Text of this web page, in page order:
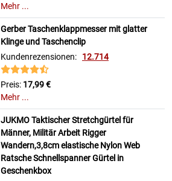
Mehr ...
Gerber Taschenklappmesser mit glatter
Klinge und Taschenclip
Kundenrezensionen: 12.714
Preis: 17,99 €
Mehr ...
JUKMO Taktischer Stretchgürtel für
Männer, Militär Arbeit Rigger
Wandern,3,8cm elastische Nylon Web
Ratsche Schnellspanner Gürtel in
Geschenkbox